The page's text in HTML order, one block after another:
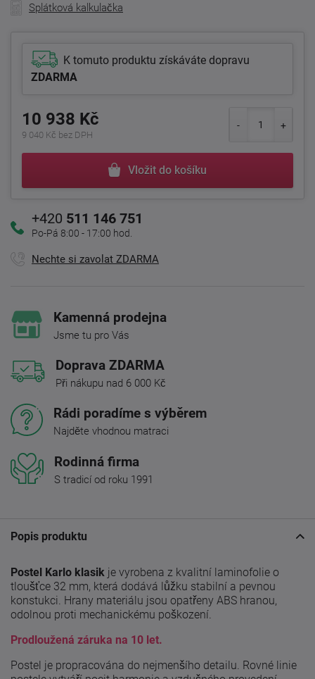
Splátková kalkulačka
K tomuto produktu získáváte dopravu
ZDARMA
10 938 Kč
9 040 Kč bez DPH
Vložit do košíku
+420 511 146 751
Po-Pá 8:00 - 17:00 hod.
Nechte si zavolat ZDARMA
Kamenná prodejna
Jsme tu pro Vás
Doprava ZDARMA
Při nákupu nad 6 000 Kč
Rádi poradíme s výběrem
Najděte vhodnou matraci
Rodinná firma
S tradicí od roku 1991
Popis produktu
Postel Karlo klasik je vyrobena z kvalitní laminofolie o
tloušťce 32 mm, která dodává lůžku stabilní a pevnou
konstukci. Hrany materiálu jsou opatřeny ABS hranou,
odolnou proti mechanickému poškození.
Prodloužená záruka na 10 let.
Postel je propracována do nejmenšího detailu. Rovné linie